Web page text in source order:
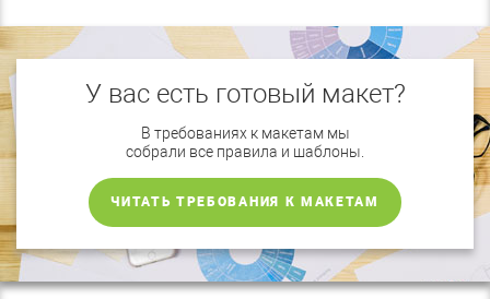
У вас есть готовый макет?
В требованиях к макетам мы
собрали все правила и шаблоны.
ЧИТАТЬ ТРЕБОВАНИЯ К МАКЕТАМ